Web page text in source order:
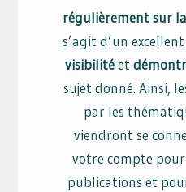
régulièrement sur
s’agit d’un
visibilitéet
sujet donné. Ainsi,
par les
viendront se
votre compte
publications et